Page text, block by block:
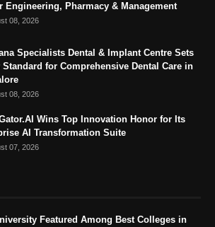
Engineering, Pharmacy & Management
08, 2026
Specialists Dental & Implant Centre Sets
Standard for Comprehensive Dental Care in
08, 2026
Wins Top Innovation Honor for Its
AI Transformation Suite
07, 2026
Featured Among Best Colleges in